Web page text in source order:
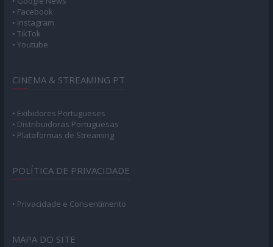
• Facebook
• Instagram
• TikTok
• Youtube
CINEMA & STREAMING PT
• Exibidores Portugueses
• Distribuidoras Portuguesas
• Plataformas de Streaming
POLÍTICA DE PRIVACIDADE
• Privacidade e Consentimento
MAPA DO SITE